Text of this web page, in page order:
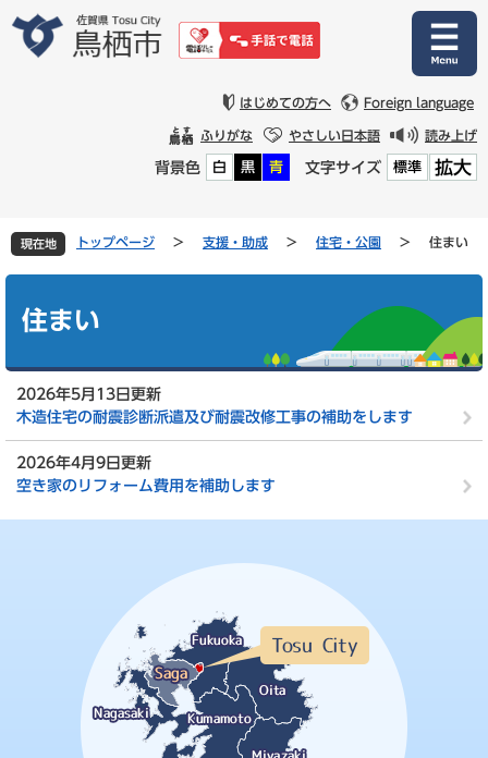
文
はじめての方へ Foreign language
ふりがな やさしい日本語 読み上げ
背景色 白 黒 青 文字サイズ 標準 拡大
現在地 トップページ > 支援・助成 > 住宅・公園 > 住まい
住まい
2026年5月13日更新
木造住宅の耐震診断派遣及び耐震改修工事の補助をします
2026年4月9日更新
空き家のリフォーム費用を補助します